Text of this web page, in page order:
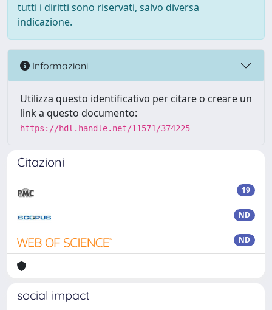
tutti i diritti sono riservati, salvo diversa
indicazione.
Informazioni
Utilizza questo identificativo per citare o creare un
link a questo documento:
https://hdl.handle.net/11571/374225
Citazioni
19
ND
ND
social impact